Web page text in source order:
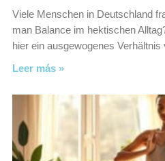
Viele Menschen in Deutschland
man Balance im hektischen
hier ein ausgewogenes Verhältnis
Leer más »